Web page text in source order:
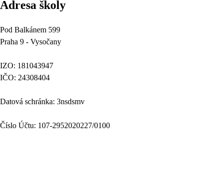
Adresa školy
Pod Balkánem 599
Praha 9 - Vysočany
IZO: 181043947
IČO: 24308404
Datová schránka: 3nsdsmv
Číslo Účtu: 107-2952020227/0100